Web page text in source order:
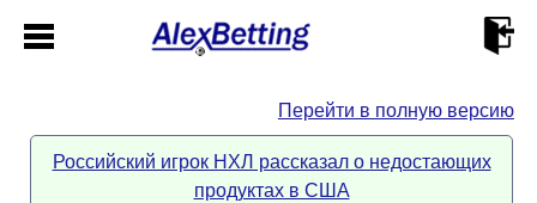
Перейти в полную версию
Российский игрок НХЛ рассказал о недостающих
продуктах в США